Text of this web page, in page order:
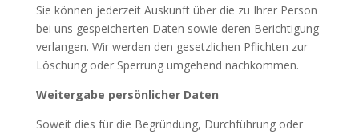
Sie können jederzeit Auskunft über die zu Ihrer Person
bei uns gespeicherten Daten sowie deren Berichtigung
verlangen. Wir werden den gesetzlichen Pflichten zur
Löschung oder Sperrung umgehend nachkommen.
Weitergabe persönlicher Daten
Soweit dies für die Begründung, Durchführung oder